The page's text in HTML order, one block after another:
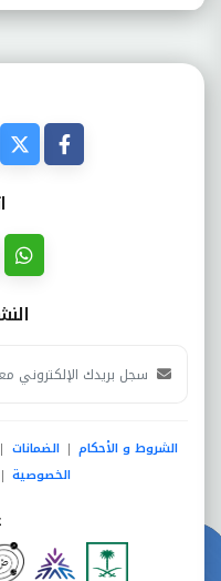
الشروط و الأحكام | الضمانات |
الخصوصية |